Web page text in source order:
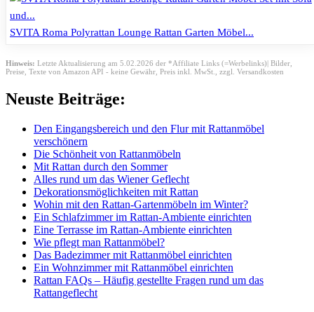
SVITA Roma Polyrattan Lounge Rattan Garten Möbel...
Hinweis: Letzte Aktualisierung am 5.02.2026 der *Affiliate Links (=Werbelinks)| Bilder,
Preise, Texte von Amazon API - keine Gewähr, Preis inkl. MwSt., zzgl. Versandkosten
Neuste Beiträge:
Den Eingangsbereich und den Flur mit Rattanmöbel
verschönern
Die Schönheit von Rattanmöbeln
Mit Rattan durch den Sommer
Alles rund um das Wiener Geflecht
Dekorationsmöglichkeiten mit Rattan
Wohin mit den Rattan-Gartenmöbeln im Winter?
Ein Schlafzimmer im Rattan-Ambiente einrichten
Eine Terrasse im Rattan-Ambiente einrichten
Wie pflegt man Rattanmöbel?
Das Badezimmer mit Rattanmöbel einrichten
Ein Wohnzimmer mit Rattanmöbel einrichten
Rattan FAQs – Häufig gestellte Fragen rund um das
Rattangeflecht